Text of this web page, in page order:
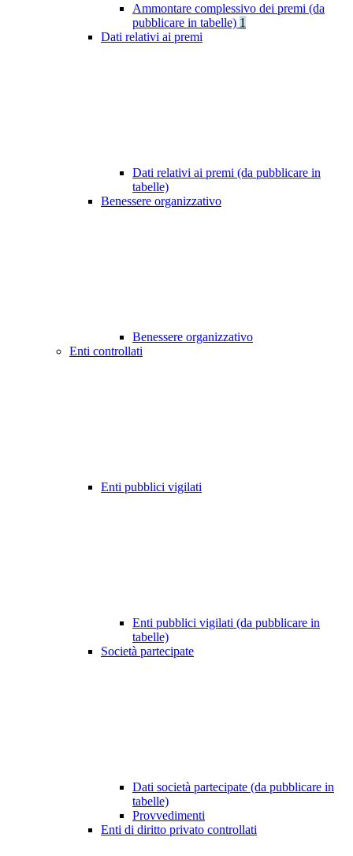
Ammontare complessivo dei premi (da
pubblicare in tabelle) 1
Dati relativi ai premi
Dati relativi ai premi (da pubblicare in
tabelle)
Benessere organizzativo
Benessere organizzativo
Enti controllati
Enti pubblici vigilati
Enti pubblici vigilati (da pubblicare in
tabelle)
Società partecipate
Dati società partecipate (da pubblicare in
tabelle)
Provvedimenti
Enti di diritto privato controllati